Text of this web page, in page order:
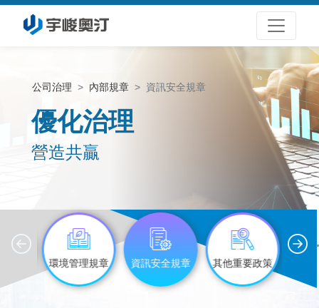
公司治理 內部規章 資訊安全規章
優化治理
營造共贏
功能
環境管理規章 資訊安全規章 其他重要政策
'